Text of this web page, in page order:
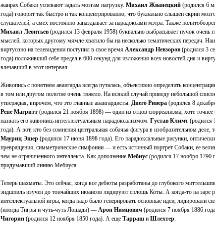
жанрах Собаки успевают задать мозгам нагрузку. Михаил Жванецкий (родился 6
года) говорит так быстро и так концентрированно, что буквально слышен скрип
слушателей, а смех постоянно запаздывает за парадоксами мэтра. Также
Михаил Леонтьев (родился 13 февраля 1958) буквально выбрасывает пучок очень
мыслей, которых другому мямле хватило бы на несколько тематических передач.
виртуозно на телевидении поступил в свое время Александр Невзоров (родился 3
года) положивший себе предел в 600 секунд для изложения всех новостей дня и
влезавший в этот интервал.
Живопись с понятием авангарда всегда путалась, объективно определить
в том или другом полотне очень тяжело. На всякий случай приведу небольшой
утверждая, впрочем, что это главные авангардисты. Диего Ривера (родился 8
Рене Магритт (родился 21 ноября 1898) — один из отцов сюрреализма, хоте
назвать его живопись интеллектуальным парадоксализмом. Густав Климт (родился
года). А вот, кто без сомнения центральная собачья фигура в изобразительном деле,
Мауриц Эшер (родился 17 июня 1898 года). Его парадоксальные рисунки,
превращения, симметрические симфонии — и есть истинный портрет Собаки, ее
чем не ограниченного интеллекта. Как дополнение Мебиус (родился 17 ноября 1790
придумавший линию Мебиуса.
Теперь шахматы. Это сейчас, когда все дебюты разработаны до глубокого
эндшпиль изучен до тончайших нюансов лидируют сплошь Коты. А когда-то на заре
интеллектуальной игры, когда надо было генерировать основные идеи, лидировали
(иногда Тигры и чуть-чуть Лошади) — Арон Нимцович (родился 7 ноября 1886
Чигорин (родился 12 ноября 1850 года). А еще Тарраш и Шлехтер.